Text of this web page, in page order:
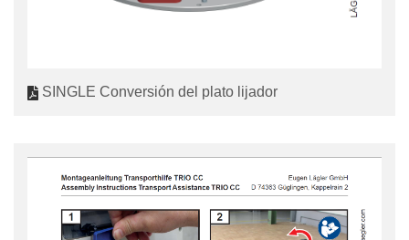
SINGLE Conversión del plato lijador